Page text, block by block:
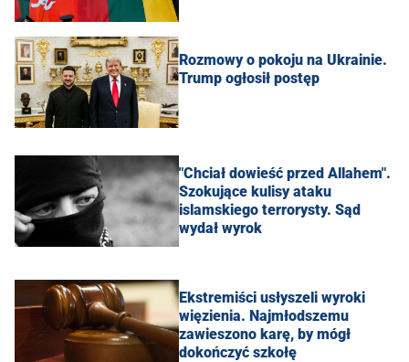
Rozmowy o pokoju na Ukrainie.
Trump ogłosił postęp
"Chciał dowieść przed Allahem".
Szokujące kulisy ataku
islamskiego terrorysty. Sąd
wydał wyrok
Ekstremiści usłyszeli wyroki
więzienia. Najmłodszemu
zawieszono karę, by mógł
dokończyć szkołę